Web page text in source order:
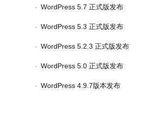
WordPress 5.7 正式版发布
WordPress 5.3 正式版发布
WordPress 5.2.3 正式版发布
WordPress 5.0 正式版发布
WordPress 4.9.7版本发布